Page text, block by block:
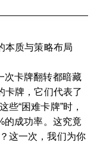
本质与策略布局
次卡牌翻转都暗藏
卡牌，它们代表了
“困难卡牌”时，
的成功率。这究竟
这一次，我们为你